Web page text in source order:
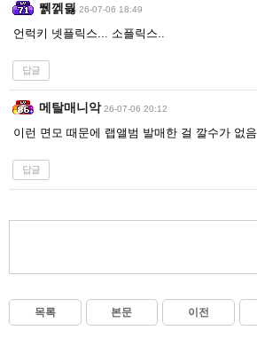
뛝껡믫 26-07-06 18:49
언럭키 넷플릭스... 소플릭스..
답글
메탈매니악 26-07-06 20:12
이런 면모 때문에 랩앨범 발매한 걸 깔수가 없음
답글
목록 본문 이전